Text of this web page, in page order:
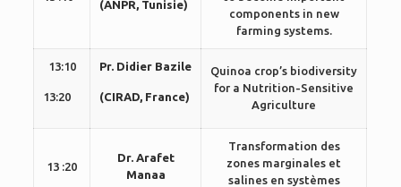
(ANPR, Tunisie)
components in new
farming systems.
13:10
13:20
Pr. Didier Bazile
(CIRAD, France)
Quinoa crop’s biodiversity
for a Nutrition-Sensitive
Agriculture
13 :20
Dr. Arafet
Manaa
Transformation des
zones marginales et
salines en systèmes